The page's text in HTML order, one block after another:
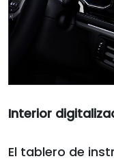
Interior
El tablero de